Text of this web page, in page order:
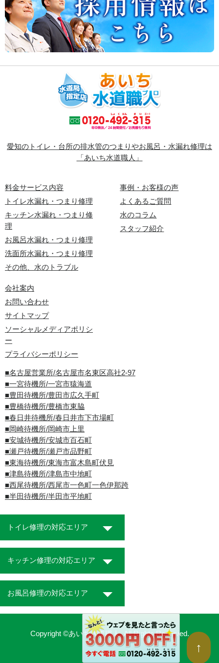
愛知のトイレ・台所の排水管のつまりやお風呂・水漏れ修理は
「あいち水道職人」
料金サービス内容
トイレ水漏れ・つまり修理
キッチン水漏れ・つまり修
理
お風呂水漏れ・つまり修理
洗面所水漏れ・つまり修理
その他、水のトラブル
事例・お客様の声
よくあるご質問
水のコラム
スタッフ紹介
会社案内
お問い合わせ
サイトマップ
ソーシャルメディアポリシ
ー
プライバシーポリシー
■名古屋営業所/名古屋市名東区高社2-97
■一宮待機所/一宮市猿海道
■豊田待機所/豊田市広久手町
■豊橋待機所/豊橋市東脇
■春日井待機所/春日井市下市場町
■岡崎待機所/岡崎市上里
■安城待機所/安城市百石町
■瀬戸待機所/瀬戸市品野町
■東海待機所/東海市富木島町伏見
■津島待機所/津島市中地町
■西尾待機所/西尾市一色町一色伊那跨
■半田待機所/半田市平地町
トイレ修理の対応エリア
キッチン修理の対応エリア
お風呂修理の対応エリア
Copyright ©あいち水道職人. All Rights Reserved.
↑